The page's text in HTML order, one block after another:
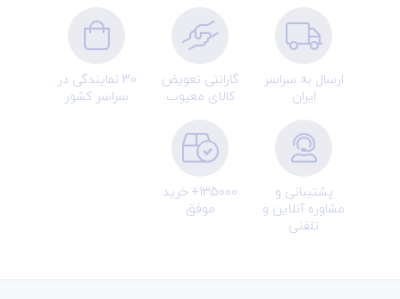
ارسال به سراسر
ایران
گارانتی تعویض
کالای معیوب
30 نمایندگی در
سراسر کشور
پشتیبانی و
مشاوره آنلاین و
تلفنی
135000+ خرید
موفق